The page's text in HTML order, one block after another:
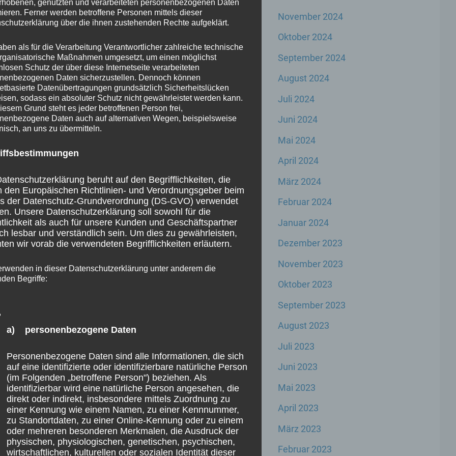
Nicht-
von
„Rhein
in
Flammen
2025“
im
SWR
Juni
6
2025
Yacht-Club Rheinlache e.V.
Rheinlache verlandet zusehends – Wefelscheid
sieht dringenden Handlungsbedarf Koblenz.
Seit jeher ist der Rhein ein beliebtes Gewässer
für den Wassersport. Das kann auch der Yacht-
Club Rheinlache e.V. bezeugen, der eine Anlage
im alten Rheinarm und damit mitten in der
November 2024
Oktober 2024
September 2024
August 2024
Juli 2024
Juni 2024
Mai 2024
April 2024
März 2024
Februar 2024
Januar 2024
Dezember 2023
November 2023
Oktober 2023
September 2023
August 2023
Juli 2023
Juni 2023
Mai 2023
April 2023
März 2023
Februar 2023
genutzten und verarbeiteten personenbezogenen Daten
Ferner werden betroffene Personen mittels dieser
über die ihnen zustehenden Rechte aufgeklärt.
als für die Verarbeitung Verantwortlicher zahlreiche technische
Maßnahmen umgesetzt, um einen möglichst
Schutz der über diese Internetseite verarbeiteten
Daten sicherzustellen. Dennoch können
Datenübertragungen grundsätzlich Sicherheitslücken
sodass ein absoluter Schutz nicht gewährleistet werden kann.
Grund steht es jeder betroffenen Person frei,
Daten auch auf alternativen Wegen, beispielsweise
an uns zu übermitteln.
beruht auf den Begrifflichkeiten, die
den Europäischen Richtlinien- und Verordnungsgeber beim
der Datenschutz-Grundverordnung (DS-GVO) verwendet
Unsere Datenschutzerklärung soll sowohl für die
als auch für unsere Kunden und Geschäftspartner
lesbar und verständlich sein. Um dies zu gewährleisten,
wir vorab die verwendeten Begrifflichkeiten erläutern.
in dieser Datenschutzerklärung unter anderem die
Begriffe:
a) personenbezogene Daten
Personenbezogene Daten sind alle Informationen, die sich
auf eine identifizierte oder identifizierbare natürliche Person
(im Folgenden „betroffene Person") beziehen. Als
identifizierbar wird eine natürliche Person angesehen, die
direkt oder indirekt, insbesondere mittels Zuordnung zu
einer Kennung wie einem Namen, zu einer Kennnummer,
zu Standortdaten, zu einer Online-Kennung oder zu einem
oder mehreren besonderen Merkmalen, die Ausdruck der
physischen, physiologischen, genetischen, psychischen,
wirtschaftlichen, kulturellen oder sozialen Identität dieser